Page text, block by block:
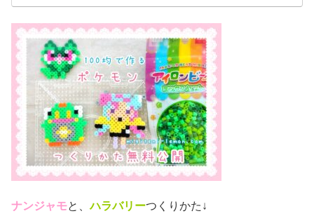
ナンジャモと、ハラバリーつくりかた↓